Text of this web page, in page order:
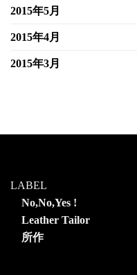
2015年5月
2015年4月
2015年3月
LABEL
No,No,Yes !
Leather Tailor
所作